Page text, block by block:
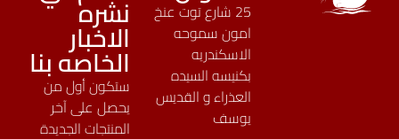
25 شارع توت عنخ
امون سموحه
الاسكندريه
بكنيسه السيده
العذراء و القديس
يوسف
نشره
الاخبار
الخاصه بنا
ستكون أول من
يحصل على آخر
المنتجات الجديدة